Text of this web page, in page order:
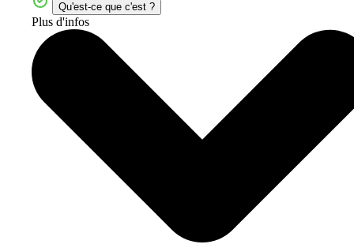
Qu'est-ce que c'est ?
Plus d'infos